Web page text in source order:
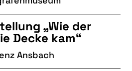
„Wie der
Decke kam“
Ansbach